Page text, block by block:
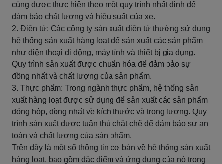
cùng được thực hiện theo một quy trình nhất định để
đảm bảo chất lượng và hiệu suất của xe.
2. Điện tử: Các công ty sản xuất điện tử thường sử dụng
hệ thống sản xuất hàng loạt để sản xuất các sản phẩm
như điện thoại di động, máy tính và thiết bị gia dụng.
Quy trình sản xuất được chuẩn hóa để đảm bảo sự
đồng nhất và chất lượng của sản phẩm.
3. Thực phẩm: Trong ngành thực phẩm, hệ thống sản
xuất hàng loạt được sử dụng để sản xuất các sản phẩm
đóng hộp, đồng nhất về kích thước và trọng lượng. Quy
trình sản xuất được tuân thủ chặt chẽ để đảm bảo sự an
toàn và chất lượng của sản phẩm.
Trên đây là một số thông tin cơ bản về hệ thống sản xuất
hàng loạt, bao gồm đặc điểm và ứng dụng của nó trong